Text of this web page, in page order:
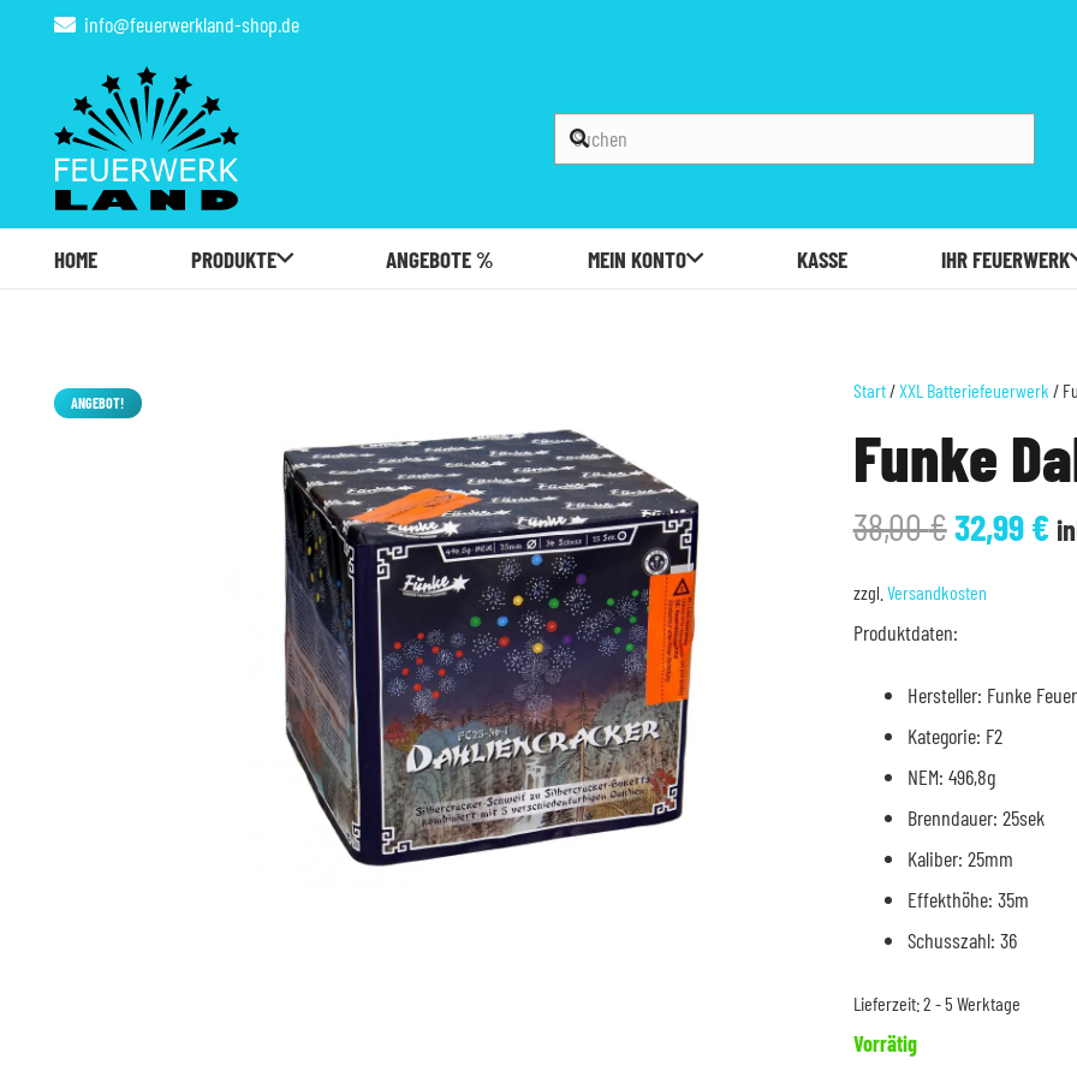
info@feuerwerkland-shop.de
HOME PRODUKTE ANGEBOTE % MEIN KONTO KASSE IHR FEUERWERK
ANGEBOT!
Start/XXL Batteriefeuerwerk /
Funke
38,00€
Preis
war:
38,00 €
32,99€
zzgl. Versandkosten
Produktdaten:
Hersteller: Funke
Kategorie: F2
NEM: 496,8g
Brenndauer: 25sek
Kaliber: 25mm
Effekthöhe: 35m
Schusszahl: 36
Lieferzeit:2 - 5 Werktage
Vorrätig